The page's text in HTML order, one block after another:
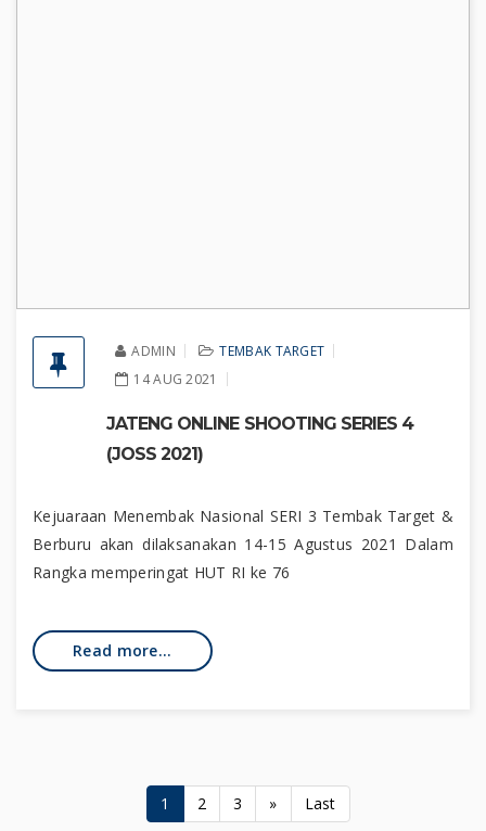
ADMIN
TEMBAK TARGET
14 AUG 2021
JATENG ONLINE SHOOTING SERIES 4
(JOSS 2021)
Kejuaraan Menembak Nasional SERI 3 Tembak Target &
Berburu akan dilaksanakan 14-15 Agustus 2021 Dalam
Rangka memperingat HUT RI ke 76
Read more...
1 2 3 » Last